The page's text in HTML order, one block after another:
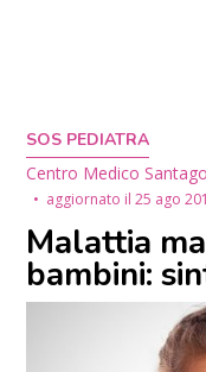
SOS PEDIATRA
Centro Medico
aggiornato il25 ago
Malattia
bambini: